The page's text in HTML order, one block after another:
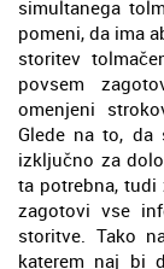
simultanega
pomeni, da ima
storitev
povsem
omenjeni
Glede na to, da
izključno za
ta potrebna,
zagotovi vse
storitve. Tako
katerem naj bi